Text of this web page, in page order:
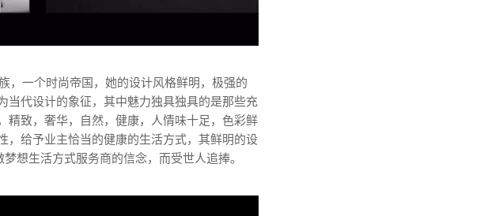
，一个时尚帝国，她的设计风格鲜明，极强的
当代设计的象征，其中魅力独具独具的是那些充
精致，奢华，自然，健康，人情味十足，色彩鲜
，给予业主恰当的健康的生活方式，其鲜明的设
想生活方式服务商的信念，而受世人追捧。